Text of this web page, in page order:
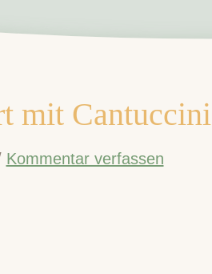
mit Cantuccini
Kommentar verfassen